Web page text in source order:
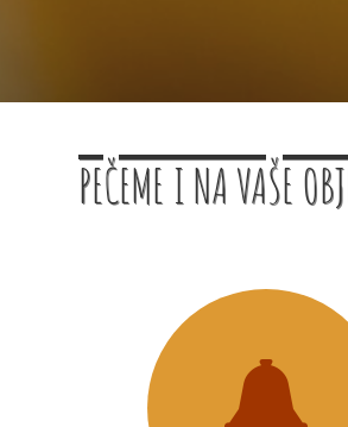
PEČEME I NA VAŠE